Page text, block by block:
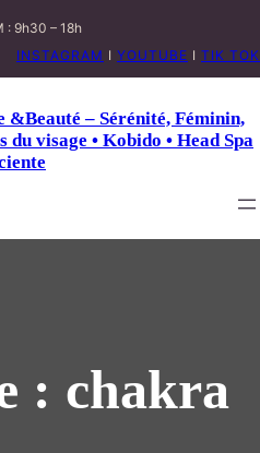
: 9h30 – 18h
INSTAGRAM I YOUTUBE I TIK TOK
– Sérénité, Féminin,
du visage • Kobido • Head Spa
: chakra